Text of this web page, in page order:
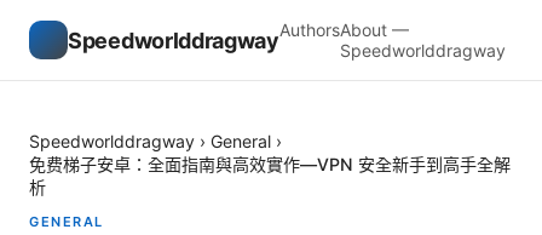
SpeedworlddragwayAuthorsAbout —
Speedworlddragway
Speedworlddragway › General ›
免费梯子安卓：全面指南與高效實作—VPN 安全新手到高手全解
析
GENERAL